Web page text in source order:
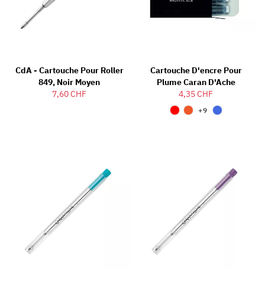
CdA - Cartouche Pour Roller
849, Noir Moyen
7,60 CHF
Cartouche D'encre Pour
Plume Caran D'Ache
4,35 CHF
+9